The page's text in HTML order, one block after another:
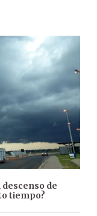
de
tiempo?